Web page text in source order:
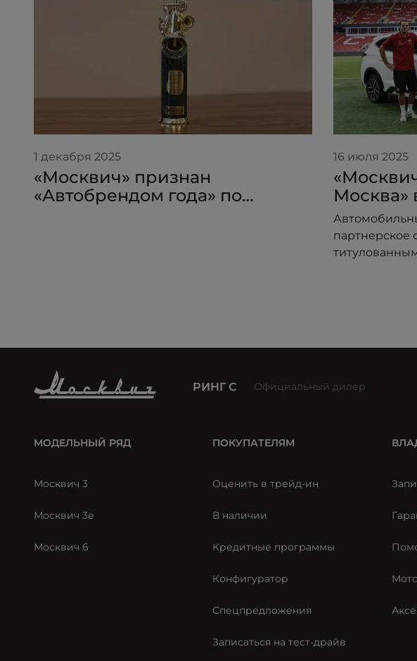
1 декабря 2025
«Москвич» признан
«Автобрендом года» по
16 июля 2025
Москва»
партнерское
РИНГ С Официальный дилер
МОДЕЛЬНЫЙ РЯД
Москвич 3
Москвич 3е
Москвич 6
ПОКУПАТЕЛЯМ
Оценить в трейд-ин
В наличии
Кредитные программы
Конфигуратор
Спецпредложения
Записаться на тест-драйв